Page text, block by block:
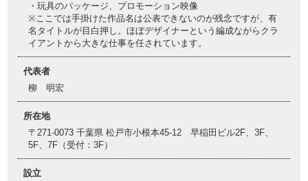
・玩具のパッケージ、プロモーション映像
※ここでは手掛けた作品名は公表できないのが残念ですが、有
名タイトルが目白押し。ほぼデザイナーという編成ながらクラ
イアントから大きな仕事を任されています。
代表者
柳 明宏
所在地
〒271-0073 千葉県 松戸市小根本45-12 早稲田ビル2F、3F、
5F、7F（受付：3F）
設立